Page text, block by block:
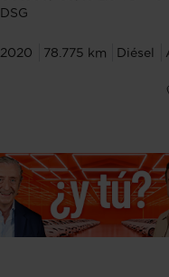
DSG
2020 78.775 km Diésel